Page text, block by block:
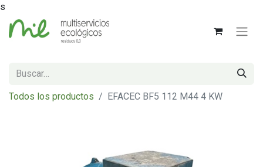
s
Todos los productos EFACEC BF5 112 M44 4 KW